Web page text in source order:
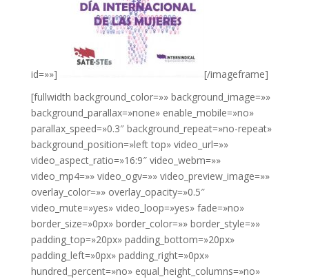
id=»»]
[/imageframe]
[fullwidth background_color=»» background_image=»»
background_parallax=»none» enable_mobile=»no»
parallax_speed=»0.3″ background_repeat=»no-repeat»
background_position=»left top» video_url=»»
video_aspect_ratio=»16:9″ video_webm=»»
video_mp4=»» video_ogv=»» video_preview_image=»»
overlay_color=»» overlay_opacity=»0.5″
video_mute=»yes» video_loop=»yes» fade=»no»
border_size=»0px» border_color=»» border_style=»»
padding_top=»20px» padding_bottom=»20px»
padding_left=»0px» padding_right=»0px»
hundred_percent=»no» equal_height_columns=»no»